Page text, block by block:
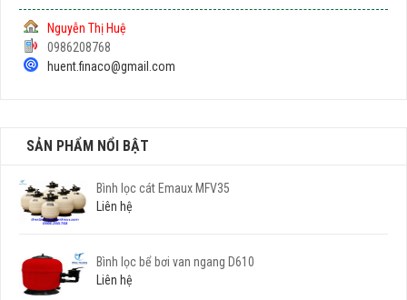
Nguyễn Thị Huệ
0986208768
huent.finaco@gmail.com
SẢN PHẨM NỔI BẬT
Bình lọc cát Emaux MFV35
Liên hệ
Bình lọc bể bơi van ngang D610
Liên hệ